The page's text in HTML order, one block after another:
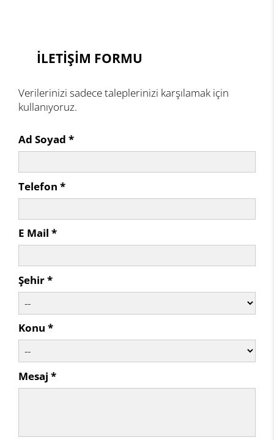
İLETİŞİM FORMU
Verilerinizi sadece taleplerinizi karşılamak için
kullanıyoruz.
Ad Soyad *
Telefon *
E Mail *
Şehir *
Konu *
Mesaj *